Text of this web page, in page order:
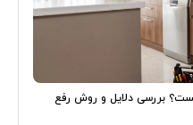
بررسی دلایل و روش رفع